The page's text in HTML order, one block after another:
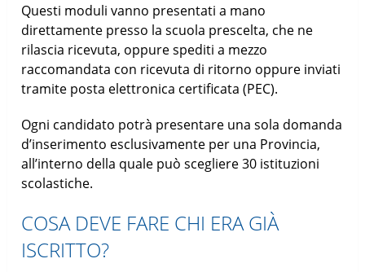
Questi moduli vanno presentati a mano
direttamente presso la scuola prescelta, che ne
rilascia ricevuta, oppure spediti a mezzo
raccomandata con ricevuta di ritorno oppure inviati
tramite posta elettronica certificata (PEC).
Ogni candidato potrà presentare una sola domanda
d’inserimento esclusivamente per una Provincia,
all’interno della quale può scegliere 30 istituzioni
scolastiche.
COSA DEVE FARE CHI ERA GIÀ
ISCRITTO?